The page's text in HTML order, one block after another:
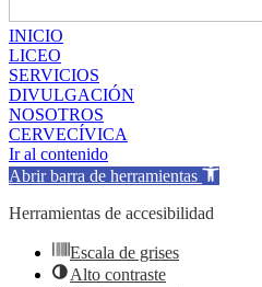
INICIO
LICEO
SERVICIOS
DIVULGACIÓN
NOSOTROS
CERVECÍVICA
Ir al contenido
Abrir barra de herramientas
Herramientas de accesibilidad
Escala de grises
Alto contraste